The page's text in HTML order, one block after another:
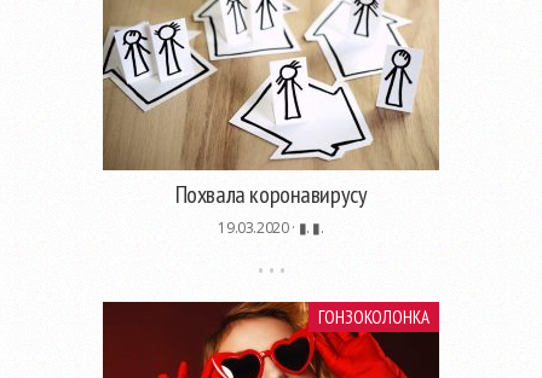
Похвала коронавирусу
19.03.2020 · ▮. ▮.
ГОНЗОКОЛОНКА